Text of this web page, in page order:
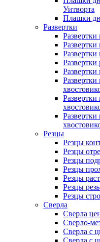
Уитворта
Плашки
Развертки
Развертки
Развертки
Развертки
Резцы
Резцы
Резцы
Резцы
Резцы
Резцы
Резцы
Резцы
Сверла
Сверла
Сверло-
Сверла с
Сверла с